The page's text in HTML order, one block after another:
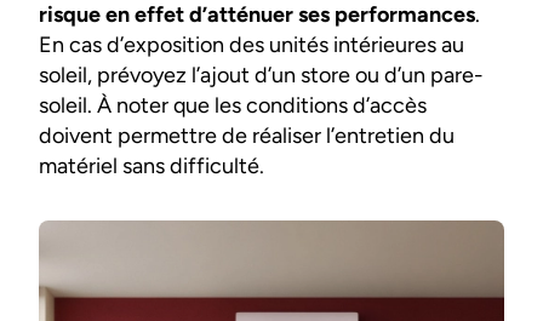
risque en effet d’atténuer ses performances.
En cas d’exposition des unités intérieures au
soleil, prévoyez l’ajout d’un store ou d’un pare-
soleil. À noter que les conditions d’accès
doivent permettre de réaliser l’entretien du
matériel sans difficulté.